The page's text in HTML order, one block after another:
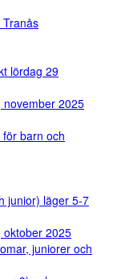
lördag 29
november 2025
barn och
junior) läger 5-7
oktober 2025
juniorer och